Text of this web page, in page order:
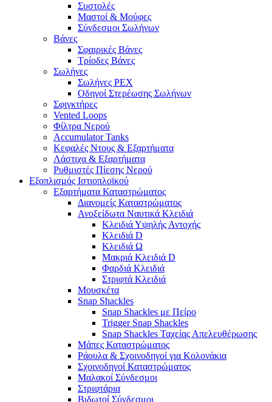
Συστολές
Μαστοί & Μούφες
Σύνδεσμοι Σωλήνων
Βάνες
Σφαιρικές Βάνες
Τρίοδες Βάνες
Σωλήνες
Σωλήνες PEX
Οδηγοί Στερέωσης Σωλήνων
Σφιγκτήρες
Vented Loops
Φίλτρα Νερού
Accumulator Tanks
Κεφαλές Ντους & Εξαρτήματα
Λάστιχα & Εξαρτήματα
Ρυθμιστές Πίεσης Νερού
Εξοπλισμός Ιστιοπλοϊκού
Εξαρτήματα Καταστρώματος
Διανομείς Καταστρώματος
Ανοξείδωτα Ναυτικά Κλειδιά
Κλειδιά Υψηλής Αντοχής
Κλειδιά D
Κλειδιά Ω
Μακριά Κλειδιά D
Φαρδιά Κλειδιά
Στριφτά Κλειδιά
Μουσκέτα
Snap Shackles
Snap Shackles με Πείρο
Trigger Snap Shackles
Snap Shackles Ταχείας Απελευθέρωσης
Μάπες Καταστρώματος
Ράουλα & Σχοινοδηγοί για Κολονάκια
Σχοινοδηγοί Καταστρώματος
Μαλακοί Σύνδεσμοι
Στριφτάρια
Βιδωτοί Σύνδεσμοι